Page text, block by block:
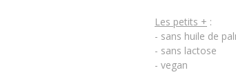
Les petits + :
- sans huile de
- sans lactose
- vegan